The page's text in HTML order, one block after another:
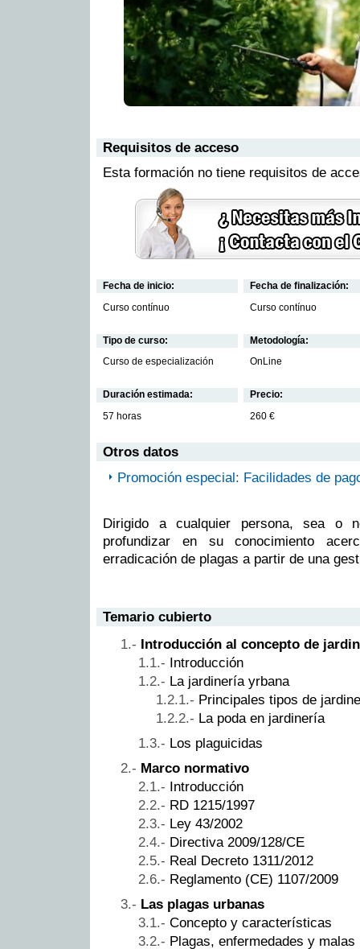
Requisitos de acceso
Esta formación no tiene requisitos de
Fecha de inicio:
Curso contínuo
Fecha de finalización:
Curso contínuo
Tipo de curso:
Curso de especialización
Metodología:
OnLine
Duración estimada:
57 horas
Precio:
260 €
Otros datos
Promoción especial: Facilidades de
Dirigido a cualquier persona, sea o
profundizar en su conocimiento
erradicación de plagas a partir de una
Temario cubierto
Introducción al concepto de
Introducción
La jardinería yrbana
Principales tipos de
La poda en jardinería
Los plaguicidas
Marco normativo
Introducción
RD 1215/1997
Ley 43/2002
Directiva 2009/128/CE
Real Decreto 1311/2012
Reglamento (CE) 1107/2009
Las plagas urbanas
Concepto y características
Plagas, enfermedades y malas